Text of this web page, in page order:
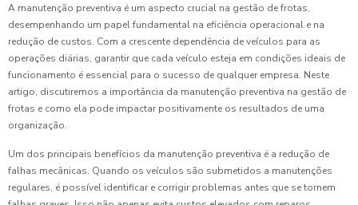
A manutenção preventiva é um aspecto crucial na gestão de frotas,
desempenhando um papel fundamental na eficiência operacional e na
redução de custos. Com a crescente dependência de veículos para as
operações diárias, garantir que cada veículo esteja em condições ideais de
funcionamento é essencial para o sucesso de qualquer empresa. Neste
artigo, discutiremos a importância da manutenção preventiva na gestão de
frotas e como ela pode impactar positivamente os resultados de uma
organização.
Um dos principais benefícios da manutenção preventiva é a redução de
falhas mecânicas. Quando os veículos são submetidos a manutenções
regulares, é possível identificar e corrigir problemas antes que se tornem